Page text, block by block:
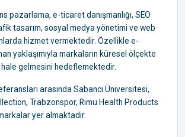
pazarlama, e-ticaret danışmanlığı, SEO
tasarım, sosyal medya yönetimi ve web
hizmet vermektedir. Özellikle e-
yaklaşımıyla markaların küresel ölçekte
gelmesini hedeflemektedir.
arasında Sabancı Üniversitesi,
Trabzonspor, Rimu Health Products
yer almaktadır.